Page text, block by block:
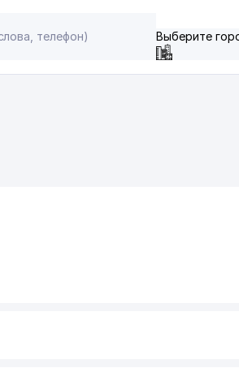
Выберите